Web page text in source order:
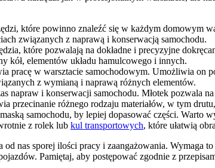
które powinno znaleźć się w każdym domowym
związanych z naprawą i konserwacją samochodu.
które pozwalają na dokładne i precyzyjne
kół, elementów układu hamulcowego i innych.
pracę w warsztacie samochodowym. Umożliwia on
z wymianą i naprawą różnych elementów.
napraw i konserwacji samochodu. Młotek pozwala
przecinanie różnego rodzaju materiałów, w tym
samochodu, by lepiej dopasować części. Warto
z rolek lub kul transportowych, które ułatwią
nas sporej ilości pracy i zaangażowania. Wymaga
Pamiętaj, aby postępować zgodnie z